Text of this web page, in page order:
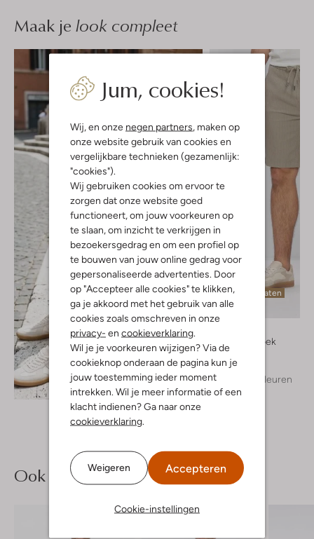
Jum, cookies!
Wij, en onze negen partners , maken op
onze website gebruik van cookies en
vergelijkbare technieken (gezamenlijk:
"cookies").
Wij gebruiken cookies om ervoor te
zorgen dat onze website goed
functioneert, om jouw voorkeuren op
te slaan, om inzicht te verkrijgen in
bezoekersgedrag en om een profiel op
te bouwen van jouw online gedrag voor
gepersonaliseerde advertenties. Door
op "Accepteer alle cookies" te klikken,
ga je akkoord met het gebruik van alle
cookies zoals omschreven in onze
privacy- en cookieverklaring
Wil je je voorkeuren wijzigen? Via de
cookieknop onderaan de pagina kun je
jouw toestemming ieder moment
intrekken. Wil je meer informatie of een
klacht indienen? Ga naar onze
cookieverklaring
Weigeren Accepteren
Cookie-instellingen
Maak je look compleet
Ontdek de look
Laatste maten
Korte broek
€ 99,99
+ meer kleuren
Ook iets voor jou?